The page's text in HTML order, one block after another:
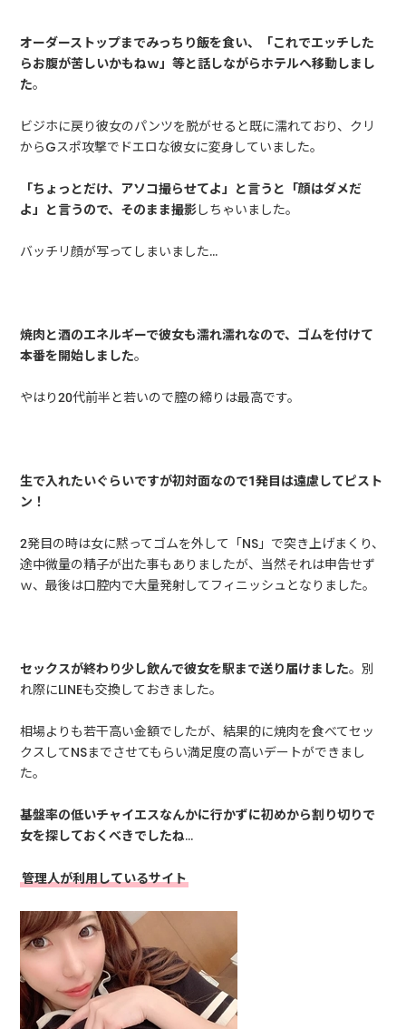
オーダーストップまでみっちり飯を食い、「これでエッチした
らお腹が苦しいかもねｗ」等と話しながらホテルへ移動しまし
た。
ビジホに戻り彼女のパンツを脱がせると既に濡れており、クリ
からGスポ攻撃でドエロな彼女に変身していました。
「ちょっとだけ、アソコ撮らせてよ」と言うと「顔はダメだ
よ」と言うので、そのまま撮影しちゃいました。
バッチリ顔が写ってしまいました…
焼肉と酒のエネルギーで彼女も濡れ濡れなので、ゴムを付けて
本番を開始しました。
やはり20代前半と若いので膣の締りは最高です。
生で入れたいぐらいですが初対面なので1発目は遠慮してピスト
ン！
2発目の時は女に黙ってゴムを外して「NS」で突き上げまくり、
途中微量の精子が出た事もありましたが、当然それは申告せず
ｗ、最後は口腔内で大量発射してフィニッシュとなりました。
セックスが終わり少し飲んで彼女を駅まで送り届けました。別
れ際にLINEも交換しておきました。
相場よりも若干高い金額でしたが、結果的に焼肉を食べてセッ
クスしてNSまでさせてもらい満足度の高いデートができまし
た。
基盤率の低いチャイエスなんかに行かずに初めから割り切りで
女を探しておくべきでしたね…
管理人が利用しているサイト